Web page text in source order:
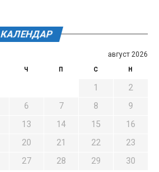
КАЛЕНДАР
август 2026
Ч П С Н
1
2
6 7 8
9
13 14 15
16
20 21 22
23
27 28 29 30